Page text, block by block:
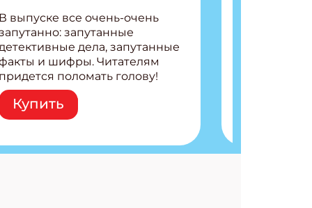
В выпуске все очень-очень
запутанные
дела, запутанные
и шифры. Читателям
придется поломать голову!
Внутри: Шифры и
расшифровки Плетем
запутанные поделки
коды 3 комикса
Купить